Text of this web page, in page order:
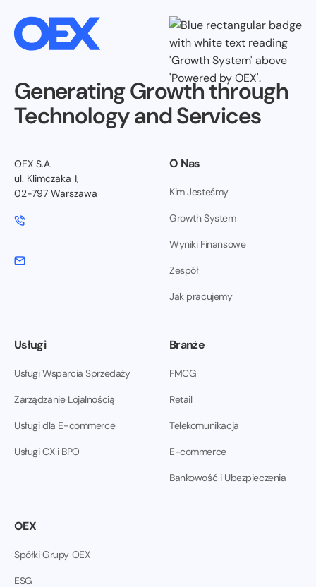
Generating Growth through
Technology and Services
OEX S.A.
ul. Klimczaka 1,
02-797 Warszawa
O Nas
Kim Jesteśmy
Growth System
Wyniki Finansowe
Zespół
Jak pracujemy
Usługi
Usługi Wsparcia Sprzedaży
Zarządzanie Lojalnością
Usługi dla E-commerce
Usługi CX i BPO
Branże
FMCG
Retail
Telekomunikacja
E-commerce
Bankowość i Ubezpieczenia
OEX
Spółki Grupy OEX
ESG